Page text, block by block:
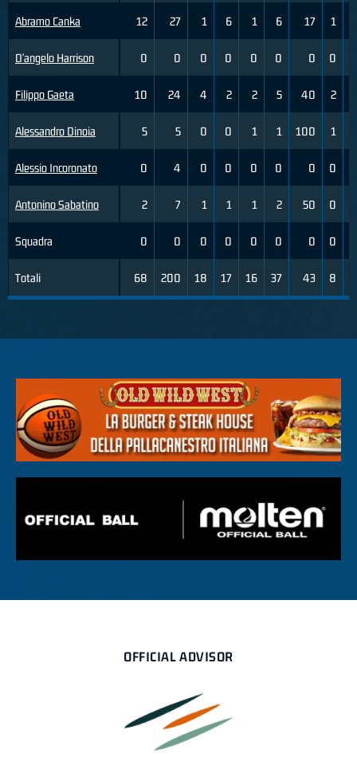
Abramo Canka
D'angelo Harrison
Filippo Gaeta
Alessandro Dinoia
Alessio Incoronato
Antonino Sabatino
Squadra
Totali
12 27 1 6 1 6 17 1
0 0 0 0 0 0 0 0
10 24 4 2 2 5 40 2
5 5 0 0 1 1 100 1
0 4 0 0 0 0 0 0
2 7 1 1 1 2 50 0
0 0 0 0 0 0 0 0
68 200 18 17 16 37 43 8
OFFICIAL ADVISOR